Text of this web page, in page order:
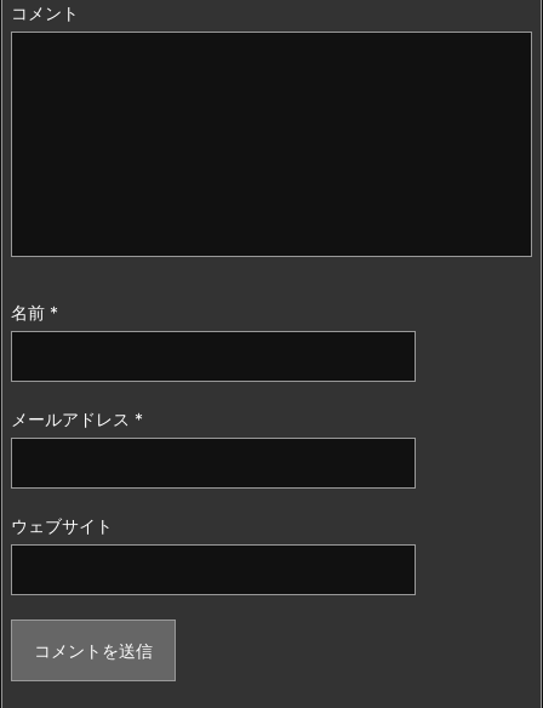
コメント
名前 *
メールアドレス *
ウェブサイト